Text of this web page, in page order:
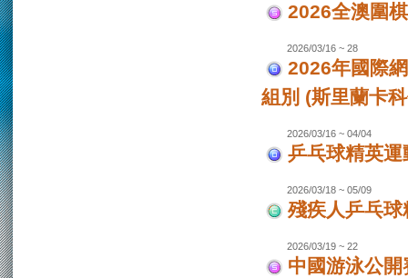
2026全澳圍
2026/03/16 ~ 28
2026年國際
組別 (斯里蘭卡
2026/03/16 ~ 04/04
乒乓球精英
2026/03/18 ~ 05/09
殘疾人乒乓
2026/03/19 ~ 22
中國游泳公